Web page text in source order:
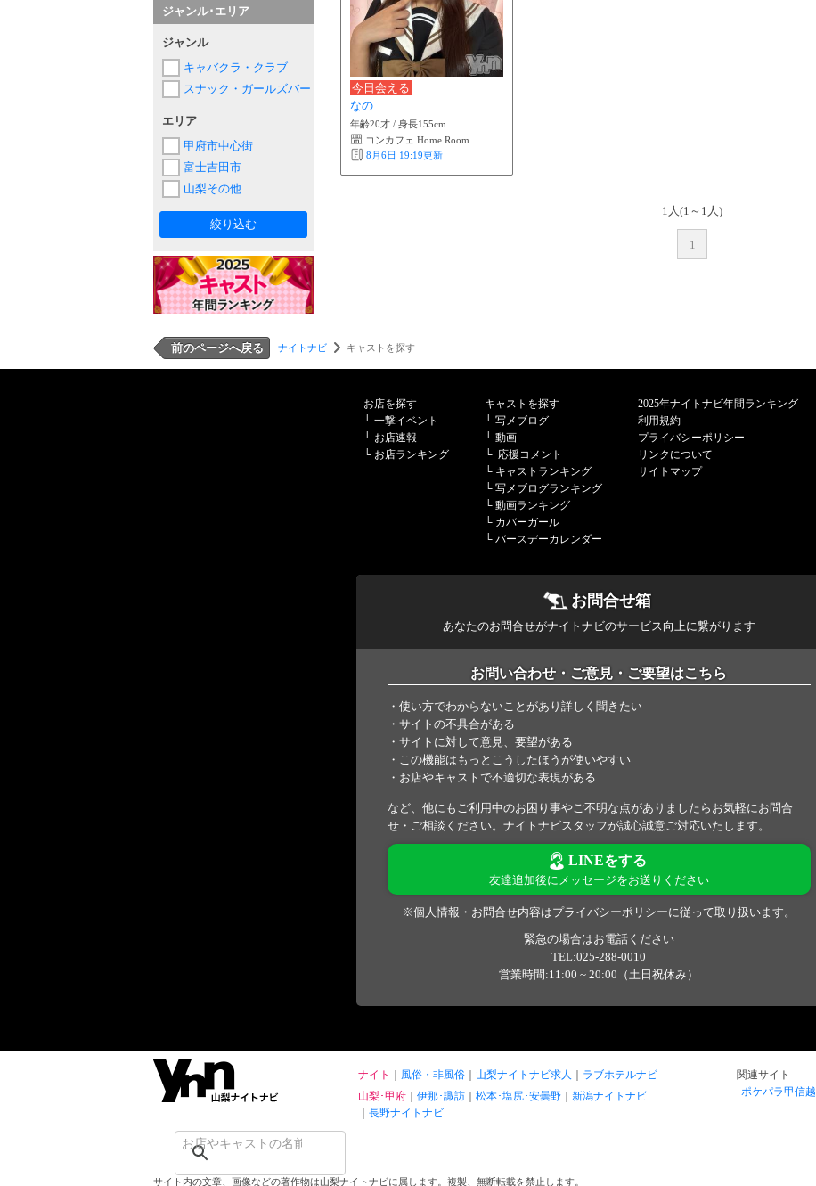
今日会える
なの
年齢20才 / 身長155cm
コンカフェ Home Room
8月6日 19:19更新
1人(1～1人)
1
ジャンル･エリア
ジャンル
キャバクラ・クラブ
スナック・ガールズバー
エリア
甲府市中心街
富士吉田市
山梨その他
絞り込む
前のページへ戻る ナイトナビ キャストを探す
お店を探す
└ 一撃イベント
└ お店速報
└ お店ランキング
キャストを探す
└ 写メブログ
└ 動画
└ 応援コメント
└ キャストランキング
└ 写メブログランキング
└ 動画ランキング
└ カバーガール
└ バースデーカレンダー
2025年ナイトナビ年間ランキング
利用規約
プライバシーポリシー
リンクについて
サイトマップ
お問合せ箱
あなたのお問合せがナイトナビのサービス向上に繋がります
お問い合わせ・ご意見・ご要望はこちら
・使い方でわからないことがあり詳しく聞きたい
・サイトの不具合がある
・サイトに対して意見、要望がある
・この機能はもっとこうしたほうが使いやすい
・お店やキャストで不適切な表現がある
など、他にもご利用中のお困り事やご不明な点がありましたらお気軽にお問合
せ・ご相談ください。ナイトナビスタッフが誠心誠意ご対応いたします。
LINEをする
友達追加後にメッセージをお送りください
※個人情報・お問合せ内容はプライバシーポリシーに従って取り扱います。
緊急の場合はお電話ください
TEL:025-288-0010
営業時間:11:00 ~ 20:00（土日祝休み）
ナイト 風俗・非風俗 山梨ナイトナビ求人
ラブホテルナビ
山梨･甲府
伊那･諏訪 松本･塩尻･安曇野
新潟ナイトナビ
長野ナイトナビ
関連サイト
ポケパラ甲信越
サイト内の文章、画像などの著作物は山梨ナイトナビに属します。複製、無断転載を禁止します。